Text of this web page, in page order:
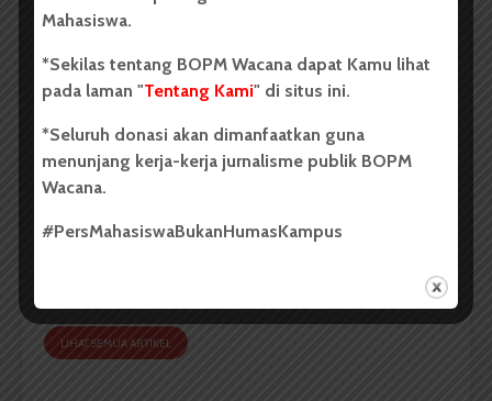
Redaksi
merupakan pers mahasiswa yang berdiri di luar
LIHAT SEMUA ARTIKEL
Mahasiswa.
*Sekilas tentang BOPM Wacana dapat Kamu lihat
pada laman "Tentang Kami" di situs ini.
*Seluruh donasi akan dimanfaatkan guna
menunjang kerja-kerja jurnalisme publik BOPM
Wacana.
#PersMahasiswaBukanHumasKampus